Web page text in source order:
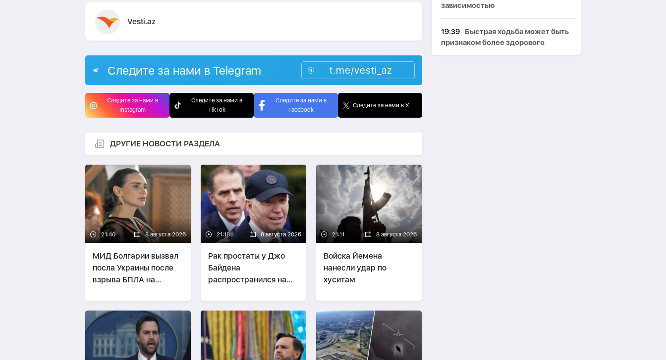
Vesti.az
Следите за нами в Telegram t.me/vesti_az
Следите за нами в
Instagram
Следите за нами в
TikTok
Следите за нами в
Facebook
Следите за нами в X
ДРУГИЕ НОВОСТИ РАЗДЕЛА
21:40 8 августа 2026
МИД Болгарии вызвал
посла Украины после
взрыва БПЛА на
21:18 8 августа 2026
Рак простаты у Джо
Байдена
распространился на
21:11 8 августа 2026
Войска Йемена
нанесли удар по
хуситам
зависимостью
19:39
Быстрая ходьба может быть
признаком более здорового
старения мозга